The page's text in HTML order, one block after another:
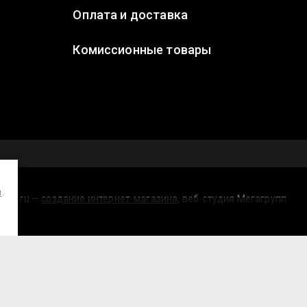
Оплата и доставка
Комиссионные товары
— создание интернет-магазина, веб-студия Мегагрупп
.